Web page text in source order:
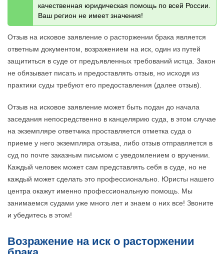
качественная юридическая помощь по всей России.
Ваш регион не имеет значения!
Отзыв на исковое заявление о расторжении брака является
ответным документом, возражением на иск, один из путей
защититься в суде от предъявленных требований истца. Закон
не обязывает писать и предоставлять отзыв, но исходя из
практики суды требуют его предоставления (далее отзыв).
Отзыв на исковое заявление может быть подан до начала
заседания непосредственно в канцелярию суда, в этом случае
на экземпляре ответчика проставляется отметка суда о
приеме у него экземпляра отзыва, либо отзыв отправляется в
суд по почте заказным письмом с уведомлением о вручении.
Каждый человек может сам представлять себя в суде, но не
каждый может сделать это профессионально. Юристы нашего
центра окажут именно профессиональную помощь. Мы
занимаемся судами уже много лет и знаем о них все! Звоните
и убедитесь в этом!
Возражение на иск о расторжении